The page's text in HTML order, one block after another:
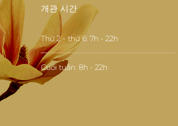
개관 시간
Thứ 2 - thứ 6: 7h - 22h ​​
Cuối tuần: 8h - 22h ​